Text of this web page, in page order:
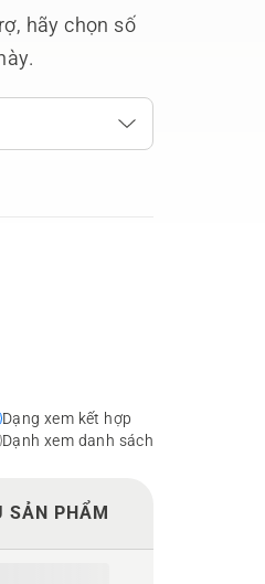
hãy chọn số
Dạng xem kết hợp
Dạnh xem danh sách
SẢN PHẨM